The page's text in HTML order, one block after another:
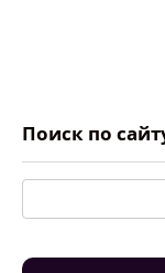
Поиск по
Поиск: